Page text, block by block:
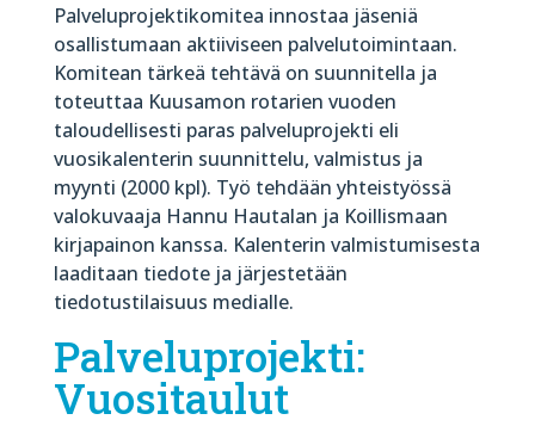
Palveluprojektikomitea innostaa jäseniä
osallistumaan aktiiviseen palvelutoimintaan.
Komitean tärkeä tehtävä on suunnitella ja
toteuttaa Kuusamon rotarien vuoden
taloudellisesti paras palveluprojekti eli
vuosikalenterin suunnittelu, valmistus ja
myynti (2000 kpl). Työ tehdään yhteistyössä
valokuvaaja Hannu Hautalan ja Koillismaan
kirjapainon kanssa. Kalenterin valmistumisesta
laaditaan tiedote ja järjestetään
tiedotustilaisuus medialle.
Palveluprojekti:
Vuositaulut